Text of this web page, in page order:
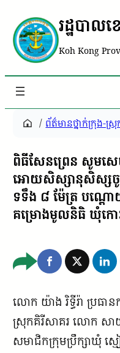
រដ្ឋបាល
Koh Kong
/ ព័ត៌មានថ្នាក់ក្រុង-ស្
ពិធីសែនព្រេន សូមសេ
អោយសិស្សានុសិស្សចូ
ទទឹង ៨ ម៉ែត្រ បណ្ដ
គម្រោងមូលនិធិ ឃុំកោ
លោក យ៉ាង រិទ្ធីរ៉ា ប្រធា
ស្រុកគិរីសាគរ លោក ស
សមាជិកក្រុមប្រឹក្សាឃុំ ស្